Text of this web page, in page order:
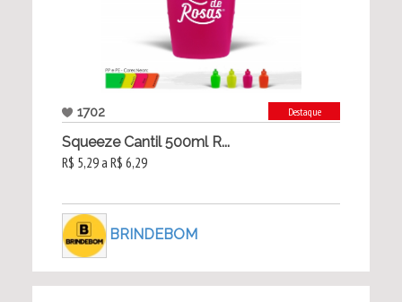
1702 Destaque
Squeeze Cantil 500ml R...
R$ 5,29 a R$ 6,29
BRINDEBOM